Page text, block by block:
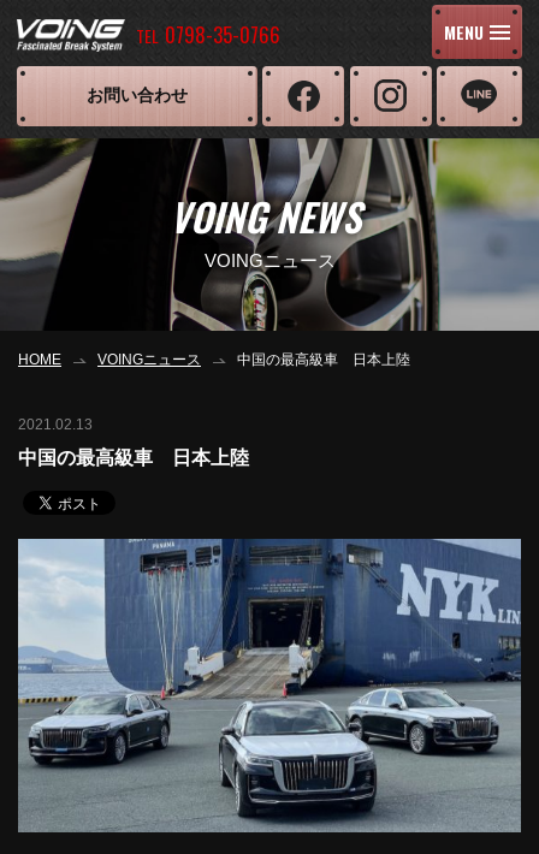
TEL 0798-35-0766 MENU
お問い合わせ
VOING NEWS
VOINGニュース
HOME VOINGニュース 中国の最高級車 日本上陸
2021.02.13
中国の最高級車 日本上陸